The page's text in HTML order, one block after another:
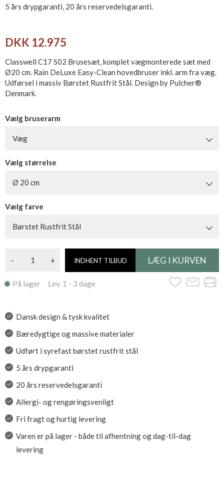
5 års drypgaranti, 20 års reservedelsgaranti.
DKK 12.975
Classwell C17 S02 Brusesæt, komplet vægmonterede sæt med
Ø20 cm. Rain DeLuxe Easy-Clean hovedbruser inkl. arm fra væg.
Udførsel i massiv Børstet Rustfrit Stål. Design by Pulcher®
Denmark.
Vælg bruserarm
Væg
Vælg størrelse
Ø 20 cm
Vælg farve
Børstet Rustfrit Stål
- + INDHENT TILBUD
På lager Lev. 1 - 3 dage
Dansk design & tysk kvalitet
Bæredygtige og massive materialer
Udført i syrefast børstet rustfrit stål
5 års drypgaranti
20 års reservedelsgaranti
Allergi- og rengøringsvenligt
Fri fragt og hurtig levering
Varen er på lager - både til afhentning og dag-til-dag
levering